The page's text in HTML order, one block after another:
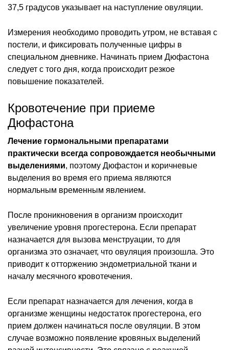
37,5 градусов указывает на наступление овуляции.
Измерения необходимо проводить утром, не вставая с
постели, и фиксировать полученные цифры в
специальном дневнике. Начинать прием Дюфастона
следует с того дня, когда происходит резкое
повышение показателей.
Кровотечение при приеме
Дюфастона
Лечение гормональными препаратами
практически всегда сопровождается необычными
выделениями, поэтому Дюфастон и коричневые
выделения во время его приема являются
нормальным временным явлением.
После проникновения в организм происходит
увеличение уровня прогестерона. Если препарат
назначается для вызова менструации, то для
организма это означает, что овуляция произошла. Это
приводит к отторжению эндометриальной ткани и
началу месячного кровотечения.
Если препарат назначается для лечения, когда в
организме женщины недостаток прогестерона, его
прием должен начинаться после овуляции. В этом
случае возможно появление кровяных выделений